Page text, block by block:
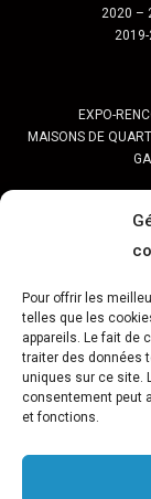
Pour offrir les
telles que les
appareils. Le fait de
traiter des données
uniques sur ce site.
consentement peut
et fonctions.
2020 –
EXPO-
MAISONS DE
Programme
ATELIERS
Gâteau d’Evry-C.